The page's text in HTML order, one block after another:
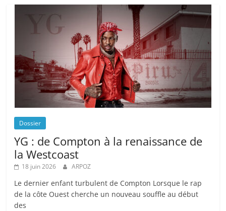
Dossier
YG : de Compton à la renaissance de
la Westcoast
18 juin 2026 ARPOZ
Le dernier enfant turbulent de Compton Lorsque le rap
de la côte Ouest cherche un nouveau souffle au début
des